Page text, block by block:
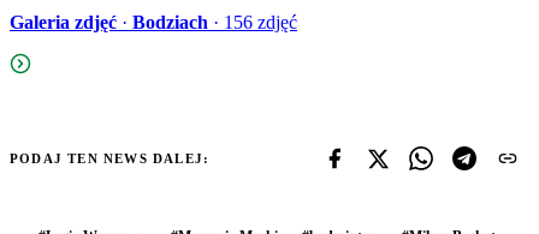
Galeria zdjęć · Bodziach · 156 zdjęć
PODAJ TEN NEWS DALEJ: